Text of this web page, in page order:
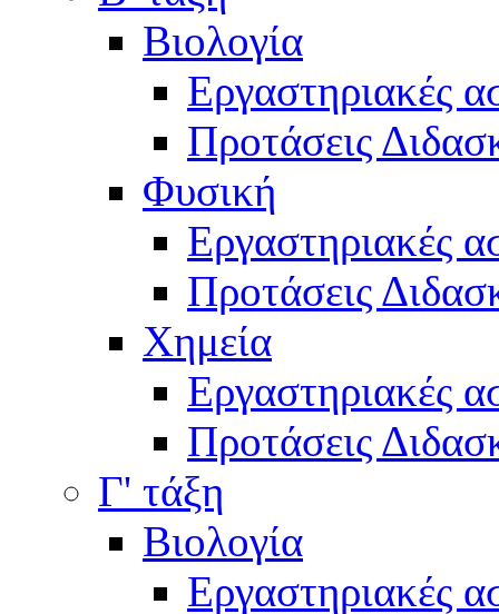
Βιολογία
Εργαστηριακές
Προτάσεις
Φυσική
Εργαστηριακές
Προτάσεις
Χημεία
Εργαστηριακές
Προτάσεις
Γ' τάξη
Βιολογία
Εργαστηριακές